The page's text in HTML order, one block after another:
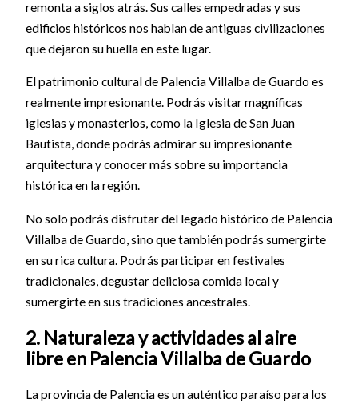
remonta a siglos atrás. Sus calles empedradas y sus
edificios históricos nos hablan de antiguas civilizaciones
que dejaron su huella en este lugar.
El patrimonio cultural de Palencia Villalba de Guardo es
realmente impresionante. Podrás visitar magníficas
iglesias y monasterios, como la Iglesia de San Juan
Bautista, donde podrás admirar su impresionante
arquitectura y conocer más sobre su importancia
histórica en la región.
No solo podrás disfrutar del legado histórico de Palencia
Villalba de Guardo, sino que también podrás sumergirte
en su rica cultura. Podrás participar en festivales
tradicionales, degustar deliciosa comida local y
sumergirte en sus tradiciones ancestrales.
2. Naturaleza y actividades al aire
libre en Palencia Villalba de Guardo
La provincia de Palencia es un auténtico paraíso para los